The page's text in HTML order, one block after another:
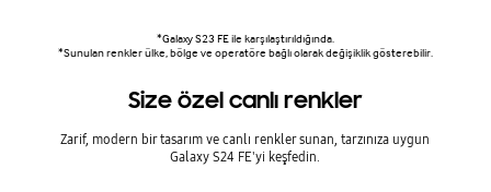
*Galaxy S23 FE ile karşılaştırıldığında.
*Sunulan renkler ülke, bölge ve operatöre bağlı olarak değişiklik gösterebilir.
Size özel canlı renkler
Zarif, modern bir tasarım ve canlı renkler sunan, tarzınıza uygun
Galaxy S24 FE'yi keşfedin.